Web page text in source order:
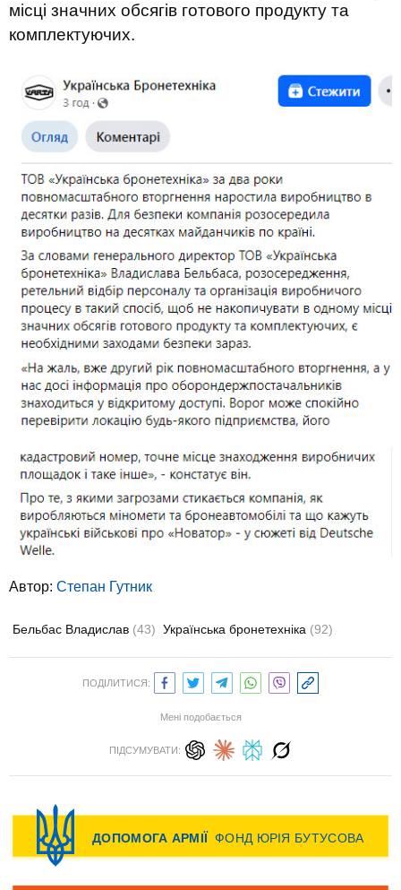
місці значних обсягів готового продукту та
комплектуючих.
Автор: Степан Гутник
Бельбас Владислав (43) Українська бронетехніка (92)
ПОДІЛИТИСЯ:
Мені подобається
ПІДСУМУВАТИ: